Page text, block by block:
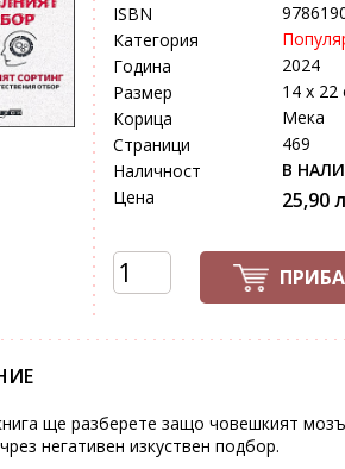
ISBN
Категория
Година
2024
Размер
14 х 22
Корица
Мека
Страници
469
Наличност
В
Цена
25,90
ще разберете защо човешкият
негативен изкуствен подбор.